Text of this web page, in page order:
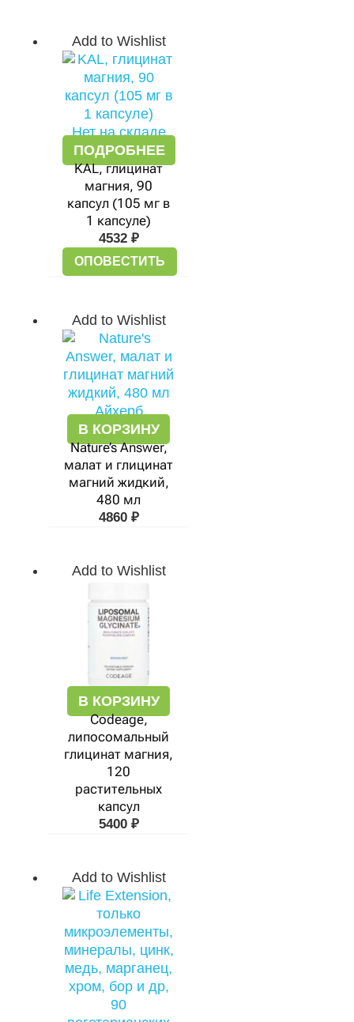
Add to Wishlist
Нет на складе
ПОДРОБНЕЕ
KAL, глицинат
магния, 90
капсул (105 мг в
1 капсуле)
4532 ₽
ОПОВЕСТИТЬ
Add to Wishlist
В КОРЗИНУ
Nature’s Answer,
малат и глицинат
магний жидкий,
480 мл
4860 ₽
Add to Wishlist
В КОРЗИНУ
Codeage,
липосомальный
глицинат магния,
120
растительных
капсул
5400 ₽
Add to Wishlist